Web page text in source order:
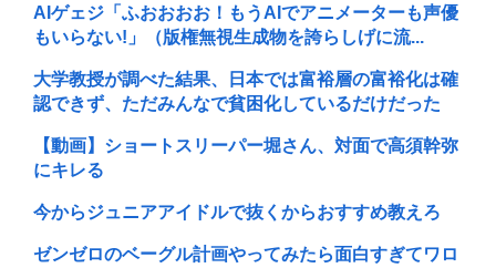
AIゲェジ「ふおおおお！もうAIでアニメーターも声優
もいらない!」（版権無視生成物を誇らしげに流...
大学教授が調べた結果、日本では富裕層の富裕化は確
認できず、ただみんなで貧困化しているだけだった
【動画】ショートスリーパー堀さん、対面で高須幹弥
にキレる
今からジュニアアイドルで抜くからおすすめ教えろ
ゼンゼロのベーグル計画やってみたら面白すぎてワロ